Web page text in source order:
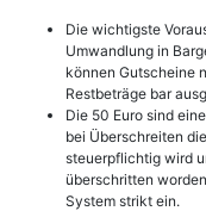
Die wichtigste
Umwandlung in
können Gutscheine
Restbeträge bar
Die 50 Euro sind
bei Überschreiten
steuerpflichtig wird
überschritten
System strikt ein.